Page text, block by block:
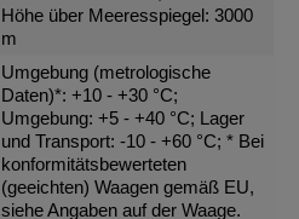
Höhe über Meeresspiegel: 3000
m
Umgebung (metrologische
Daten)*: +10 - +30 °C;
Umgebung: +5 - +40 °C; Lager
und Transport: -10 - +60 °C; * Bei
konformitätsbewerteten
(geeichten) Waagen gemäß EU,
siehe Angaben auf der Waage.